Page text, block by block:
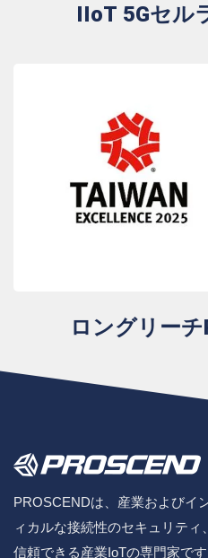
IIoT 5Gセル
ロングリー
PROSCENDは、産業およびイ
ィカルな接続性のセキュリテ
信頼できる産業IoTの専門家です